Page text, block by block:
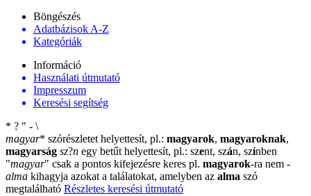
Böngészés
Adatbázisok A-Z
Kategóriák
Információ
Használati útmutató
Impresszum
Keresési segítség
* ? " - \
magyar* szórészletet helyettesít, pl.: magyarok, magyaroknak,
magyarság sz?n egy betűt helyettesít, pl.: szent, szán, színben
"magyar" csak a pontos kifejezésre keres pl. magyarok-ra nem -
alma kihagyja azokat a találatokat, amelyben az alma szó
megtalálható Részletes keresési útmutató